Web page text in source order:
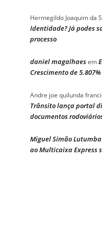
Hermegildo Joaquim da
Identidade? Já podes
processo
daniel magalhaesem
Crescimento de
Andre joe quilunda
Trânsito lança portal
documentos
Miguel Simão Lutumba
ao Multicaixa Express